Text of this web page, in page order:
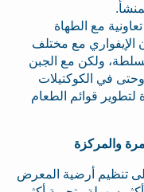
مع الطهاة
الإيفواري مع مختلف
ولكن مع الجبن
وحتى في الكوكتيلات
لتطوير قوائم الطعام
تنظيم أرضية المعرض